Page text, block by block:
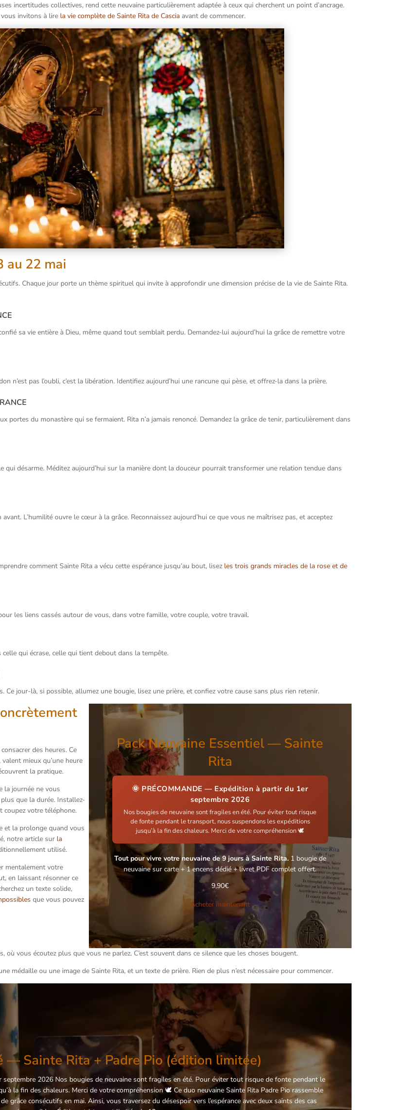
incertitudes collectives, rend cette neuvaine particulièrement adaptée à ceux qui cherchent un point d’ancrage.
invitons à lire la vie complète de Sainte Rita de Cascia avant de commencer.
au 22 mai
Chaque jour porte un thème spirituel qui invite à approfondir une dimension précise de la vie de Sainte Rita.
sa vie entière à Dieu, même quand tout semblait perdu. Demandez-lui aujourd’hui la grâce de remettre votre
n’est pas l’oubli, c’est la libération. Identifiez aujourd’hui une rancune qui pèse, et offrez-la dans la prière.
portes du monastère qui se fermaient. Rita n’a jamais renoncé. Demandez la grâce de tenir, particulièrement dans
qui désarme. Méditez aujourd’hui sur la manière dont la douceur pourrait transformer une relation tendue dans
L’humilité ouvre le cœur à la grâce. Reconnaissez aujourd’hui ce que vous ne maîtrisez pas, et acceptez
comment Sainte Rita a vécu cette espérance jusqu’au bout, lisez les trois grands miracles de la rose et de
les liens cassés autour de vous, dans votre famille, votre couple, votre travail.
qui écrase, celle qui tient debout dans la tempête.
Ce jour-là, si possible, allumez une bougie, lisez une prière, et confiez votre cause sans plus rien retenir.
des heures. Ce
mieux qu’une heure
la pratique.
la journée ne vous
que la durée. Installez-
coupez votre téléphone.
et la prolonge quand vous
notre article sur la
utilisé.
mentalement votre
en laissant résonner ce
un texte solide,
que vous pouvez
Pack Neuvaine Essentiel — Sainte
Rita
🌞 PRÉCOMMANDE — Expédition à partir du 1er
septembre 2026
Nos bougies de neuvaine sont fragiles en été. Pour éviter tout risque
de fonte pendant le transport, nous suspendons les expéditions
jusqu’à la fin des chaleurs. Merci de votre compréhension 🕊️
Tout pour vivre votre neuvaine de 9 jours à Sainte Rita.1 bougie de
neuvaine sur carte + 1 encens dédié + livret PDF complet offert.
9,90€
Acheter maintenant
vous écoutez plus que vous ne parlez. C’est souvent dans ce silence que les choses bougent.
médaille ou une image de Sainte Rita, et un texte de prière. Rien de plus n’est nécessaire pour commencer.
— Sainte Rita + Padre Pio (édition limitée)
2026 Nos bougies de neuvaine sont fragiles en été. Pour éviter tout risque de fonte pendant le
la fin des chaleurs. Merci de votre compréhension 🕊️ Ce duo neuvaine Sainte Rita Padre Pio rassemble
grâce consécutifs en mai. Ainsi, vous traversez du désespoir vers l’espérance avec deux saints des cas